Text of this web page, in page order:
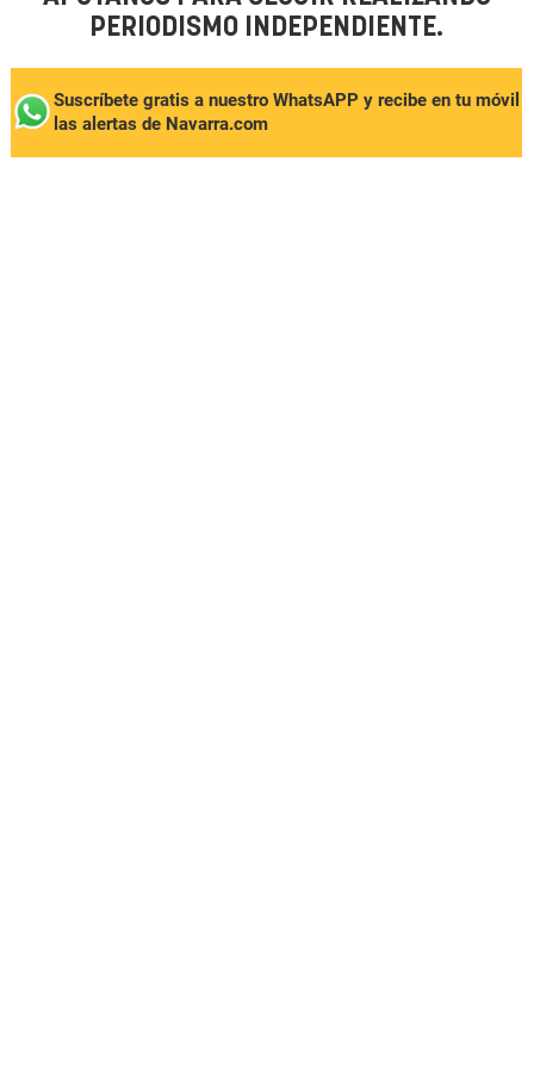
PERIODISMO INDEPENDIENTE.
Suscríbete gratis a nuestro WhatsAPP y recibe en tu móvil
las alertas de Navarra.com